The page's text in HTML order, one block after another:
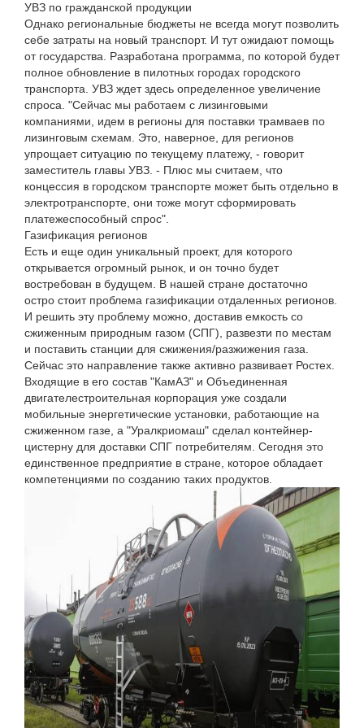
УВЗ по гражданской продукции
Однако региональные бюджеты не всегда могут позволить
себе затраты на новый транспорт. И тут ожидают помощь
от государства. Разработана программа, по которой будет
полное обновление в пилотных городах городского
транспорта. УВЗ ждет здесь определенное увеличение
спроса. "Сейчас мы работаем с лизинговыми
компаниями, идем в регионы для поставки трамваев по
лизинговым схемам. Это, наверное, для регионов
упрощает ситуацию по текущему платежу, - говорит
заместитель главы УВЗ. - Плюс мы считаем, что
концессия в городском транспорте может быть отдельно в
электротранспорте, они тоже могут сформировать
платежеспособный спрос".
Газификация регионов
Есть и еще один уникальный проект, для которого
открывается огромный рынок, и он точно будет
востребован в будущем. В нашей стране достаточно
остро стоит проблема газификации отдаленных регионов.
И решить эту проблему можно, доставив емкость со
сжиженным природным газом (СПГ), развезти по местам
и поставить станции для сжижения/разжижения газа.
Сейчас это направление также активно развивает Ростех.
Входящие в его состав "КамАЗ" и Объединенная
двигателестроительная корпорация уже создали
мобильные энергетические установки, работающие на
сжиженном газе, а "Уралкриомаш" сделал контейнер-
цистерну для доставки СПГ потребителям. Сегодня это
единственное предприятие в стране, которое обладает
компетенциями по созданию таких продуктов.